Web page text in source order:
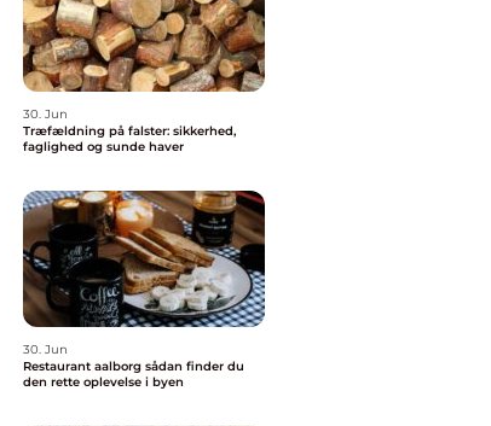
30. Jun
Træfældning på falster: sikkerhed,
faglighed og sunde haver
30. Jun
Restaurant aalborg sådan finder du
den rette oplevelse i byen